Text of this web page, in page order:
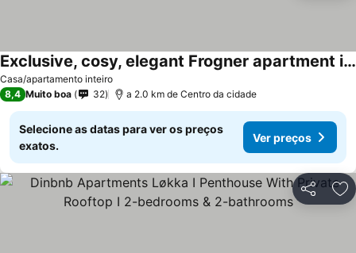
Casa/apartamento inteiro
Exclusive, cosy, elegant Frogner apartment in the center of Oslo
8,4 Muito boa 32 a 2.0 km de Centro da cidade
Selecione as datas para ver os preços
exatos.
Ver preços
Partilhar